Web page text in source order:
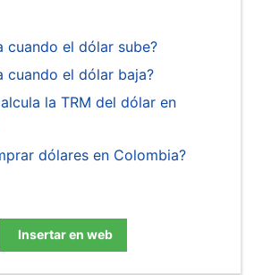
cuando el dólar sube?
cuando el dólar baja?
la TRM del dólar en
dólares en Colombia?
Insertar en web